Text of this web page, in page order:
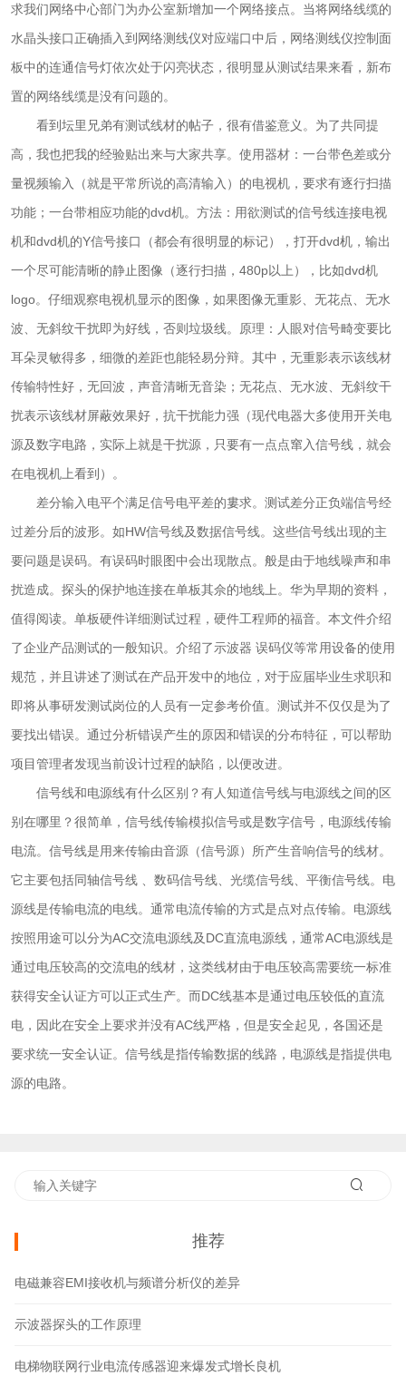
求我们网络中心部门为办公室新增加一个网络接点。当将网络线缆的
水晶头接口正确插入到网络测线仪对应端口中后，网络测线仪控制面
板中的连通信号灯依次处于闪亮状态，很明显从测试结果来看，新布
置的网络线缆是没有问题的。
看到坛里兄弟有测试线材的帖子，很有借鉴意义。为了共同提
高，我也把我的经验贴出来与大家共享。使用器材：一台带色差或分
量视频输入（就是平常所说的高清输入）的电视机，要求有逐行扫描
功能；一台带相应功能的dvd机。方法：用欲测试的信号线连接电视
机和dvd机的Y信号接口（都会有很明显的标记），打开dvd机，输出
一个尽可能清晰的静止图像（逐行扫描，480p以上），比如dvd机
logo。仔细观察电视机显示的图像，如果图像无重影、无花点、无水
波、无斜纹干扰即为好线，否则垃圾线。原理：人眼对信号畸变要比
耳朵灵敏得多，细微的差距也能轻易分辩。其中，无重影表示该线材
传输特性好，无回波，声音清晰无音染；无花点、无水波、无斜纹干
扰表示该线材屏蔽效果好，抗干扰能力强（现代电器大多使用开关电
源及数字电路，实际上就是干扰源，只要有一点点窜入信号线，就会
在电视机上看到）。
差分输入电平个满足信号电平差的婁求。测试差分正负端信号经
过差分后的波形。如HW信号线及数据信号线。这些信号线出现的主
要问题是误码。有误码时眼图中会出现散点。般是由于地线噪声和串
扰造成。探头的保护地连接在单板其佘的地线上。华为早期的资料，
值得阅读。单板硬件详细测试过程，硬件工程师的福音。本文件介绍
了企业产品测试的一般知识。介绍了示波器 误码仪等常用设备的使用
规范，并且讲述了测试在产品开发中的地位，对于应届毕业生求职和
即将从事研发测试岗位的人员有一定参考价值。测试并不仅仅是为了
要找出错误。通过分析错误产生的原因和错误的分布特征，可以帮助
项目管理者发现当前设计过程的缺陷，以便改进。
信号线和电源线有什么区别？有人知道信号线与电源线之间的区
别在哪里？很简单，信号线传输模拟信号或是数字信号，电源线传输
电流。信号线是用来传输由音源（信号源）所产生音响信号的线材。
它主要包括同轴信号线 、数码信号线、光缆信号线、平衡信号线。电
源线是传输电流的电线。通常电流传输的方式是点对点传输。电源线
按照用途可以分为AC交流电源线及DC直流电源线，通常AC电源线是
通过电压较高的交流电的线材，这类线材由于电压较高需要统一标准
获得安全认证方可以正式生产。而DC线基本是通过电压较低的直流
电，因此在安全上要求并没有AC线严格，但是安全起见，各国还是
要求统一安全认证。信号线是指传输数据的线路，电源线是指提供电
源的电路。
推荐
电磁兼容EMI接收机与频谱分析仪的差异
示波器探头的工作原理
电梯物联网行业电流传感器迎来爆发式增长良机